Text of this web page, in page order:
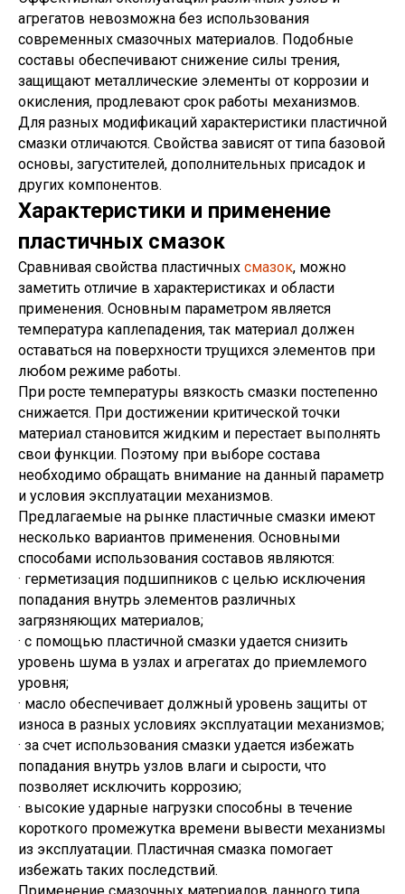
агрегатов невозможна без использования
современных смазочных материалов. Подобные
составы обеспечивают снижение силы трения,
защищают металлические элементы от коррозии и
окисления, продлевают срок работы механизмов.
Для разных модификаций характеристики пластичной
смазки отличаются. Свойства зависят от типа базовой
основы, загустителей, дополнительных присадок и
других компонентов.
Характеристики и применение
пластичных смазок
Сравнивая свойства пластичных смазок, можно
заметить отличие в характеристиках и области
применения. Основным параметром является
температура каплепадения, так материал должен
оставаться на поверхности трущихся элементов при
любом режиме работы.
При росте температуры вязкость смазки постепенно
снижается. При достижении критической точки
материал становится жидким и перестает выполнять
свои функции. Поэтому при выборе состава
необходимо обращать внимание на данный параметр
и условия эксплуатации механизмов.
Предлагаемые на рынке пластичные смазки имеют
несколько вариантов применения. Основными
способами использования составов являются:
· герметизация подшипников с целью исключения
попадания внутрь элементов различных
загрязняющих материалов;
· с помощью пластичной смазки удается снизить
уровень шума в узлах и агрегатах до приемлемого
уровня;
· масло обеспечивает должный уровень защиты от
износа в разных условиях эксплуатации механизмов;
· за счет использования смазки удается избежать
попадания внутрь узлов влаги и сырости, что
позволяет исключить коррозию;
· высокие ударные нагрузки способны в течение
короткого промежутка времени вывести механизмы
из эксплуатации. Пластичная смазка помогает
избежать таких последствий.